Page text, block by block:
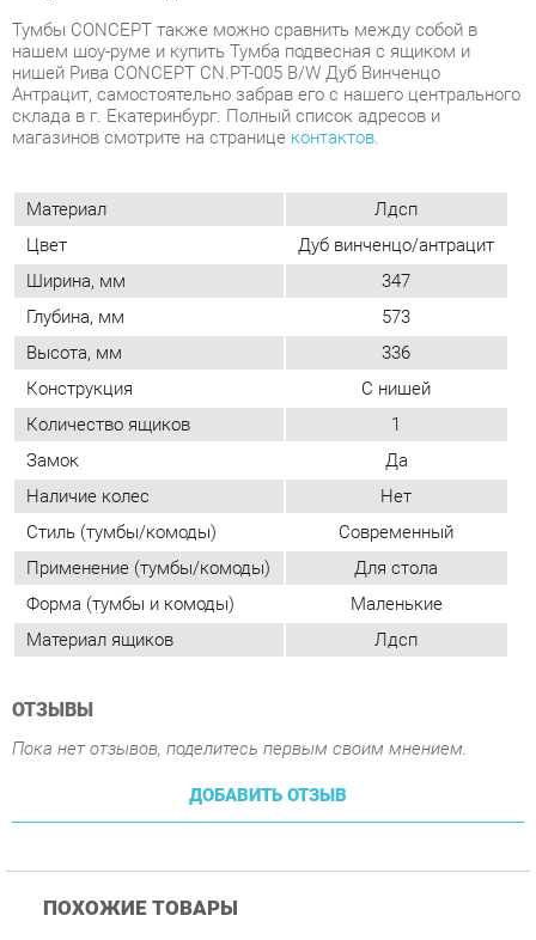
Материал
Лдсп
Цвет
Дуб винченцо/антрацит
Ширина, мм
347
Глубина, мм
573
Конструкция
С нишей
Количество ящиков
1
Замок
Да
Наличие колес
Нет
Стиль (тумбы/комоды)
Современный
Применение (тумбы/комоды)
Для стола
Форма (тумбы и комоды)
Маленькие
Материал ящиков
Лдсп
ОТЗЫВЫ
Пока нет отзывов, поделитесь первым своим мнением.
ДОБАВИТЬ ОТЗЫВ
ПОХОЖИЕ ТОВАРЫ